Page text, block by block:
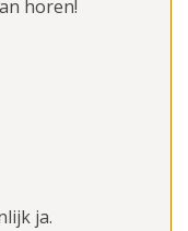
horen!
ja.